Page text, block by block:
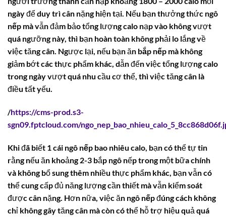
ngày để duy trì cân nặng hiện tại. Nếu bạn thưởng thức ngô
nếp mà vẫn đảm bảo tổng lượng calo nạp vào không vượt
quá ngưỡng này, thì bạn hoàn toàn không phải lo lắng về
việc tăng cân. Ngược lại, nếu bạn ăn bắp nếp mà không
giảm bớt các thực phẩm khác, dẫn đến việc tổng lượng calo
trong ngày vượt quá nhu cầu cơ thể, thì việc tăng cân là
điều tất yếu.
/https://cms-prod.s3-
sgn09.fptcloud.com/
Khi đã biết 1 cái ngô nếp bao nhiêu calo , bạn có thể tự tin
rằng nếu ăn khoảng 2-3 bắp ngô nếp trong một bữa chính
và không bổ sung thêm nhiều thực phẩm khác, bạn vẫn có
thể cung cấp đủ năng lượng cần thiết mà vẫn kiểm soát
được cân nặng. Hơn nữa, việc ăn ngô nếpđúng cách không
chỉ không gây tăng cân mà còn có thể hỗ trợ hiệu quả quá